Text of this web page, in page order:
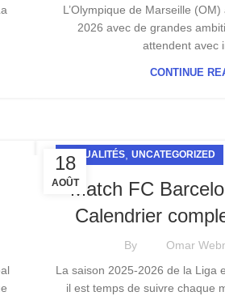
L’Olympique de Marseille
2026 avec de grandes
attendent avec
CONTINUE
18
AOÛT
ACTUALITÉS UNCATEGORIZED
Match FC
Calendrier
By
Omar
La saison 2025-2026 de la Liga
il est temps de suivre chaque